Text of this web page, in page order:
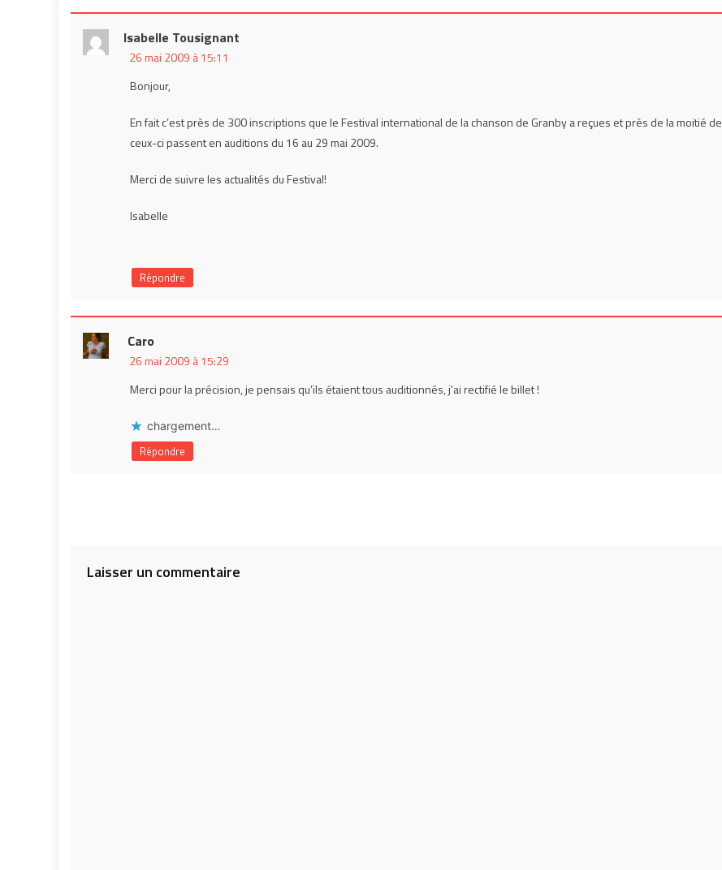
Isabelle Tousignant
26 mai 2009 à 15:11
Bonjour,
En fait c’est près de 300 inscriptions que le Festival international de la chanson de Granby a reçues et près de la moitié de
ceux-ci passent en auditions du 16 au 29 mai 2009.
Merci de suivre les actualités du Festival!
Isabelle
Répondre
Caro
26 mai 2009 à 15:29
Merci pour la précision, je pensais qu’ils étaient tous auditionnés, j’ai rectifié le billet !
chargement…
Répondre
Laisser un commentaire